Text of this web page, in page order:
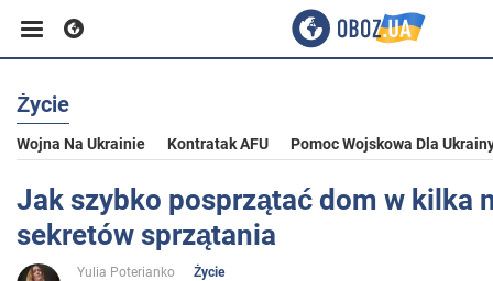
Biznes
Sport
Rozrywka
Życie
Wojna Na Ukrainie Kontratak AFU Pomoc Wojskowa Dla
Jak szybko posprzątać dom w kilka
sekretów sprzątania
Yulia Poterianko
Życie